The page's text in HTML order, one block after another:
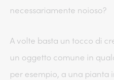
necessariamente noioso?
A volte basta un tocco di
un oggetto comune in
per esempio, a una pianta